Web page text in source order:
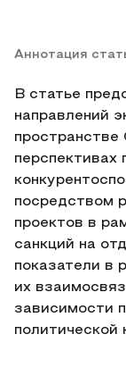
Аннотация
В статье
направлений
пространстве
перспективах
посредством
проектов в
санкций на
показатели в
их
зависимости
политической